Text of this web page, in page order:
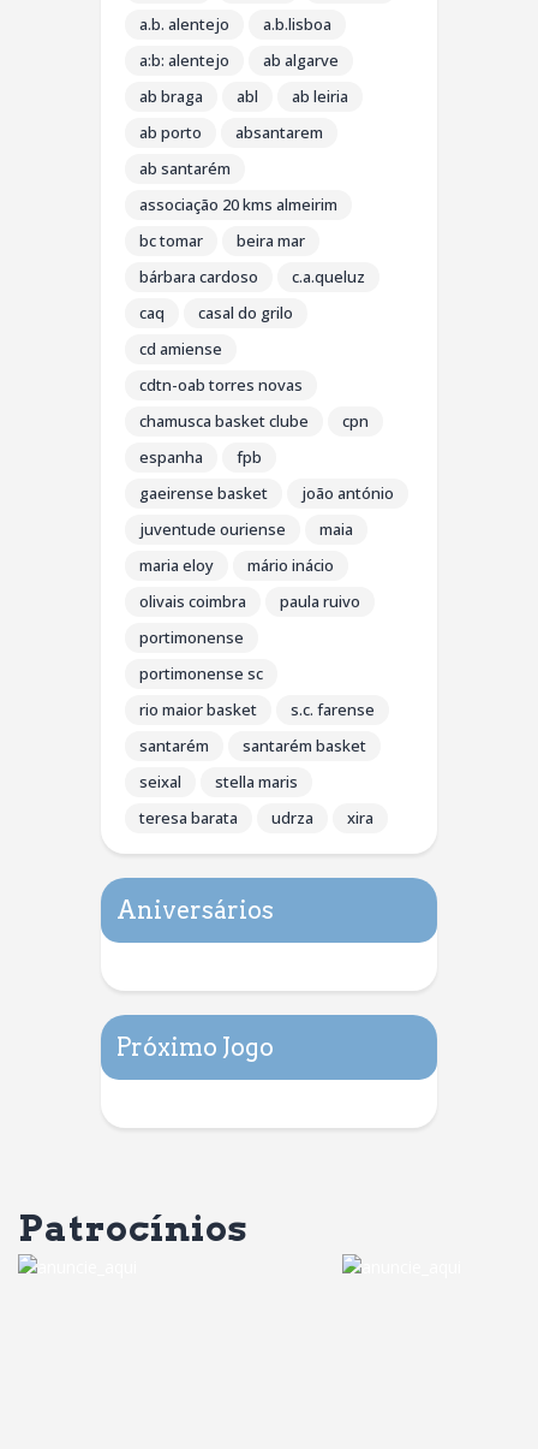
a.b. alentejo
a.b.lisboa
a:b: alentejo
ab algarve
ab braga
abl
ab leiria
ab porto
absantarem
ab santarém
associação 20 kms almeirim
bc tomar
beira mar
bárbara cardoso
c.a.queluz
caq
casal do grilo
cd amiense
cdtn-oab torres novas
chamusca basket clube
cpn
espanha
fpb
gaeirense basket
joão antónio
juventude ouriense
maia
maria eloy
mário inácio
olivais coimbra
paula ruivo
portimonense
portimonense sc
rio maior basket
s.c. farense
santarém
santarém basket
seixal
stella maris
teresa barata
udrza xira
Aniversários
Próximo Jogo
Patrocínios